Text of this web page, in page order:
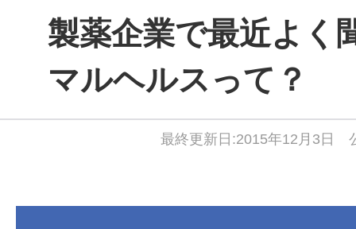
製薬企業で最近よく
マルヘルスって？
最終更新日:2015年12月3日